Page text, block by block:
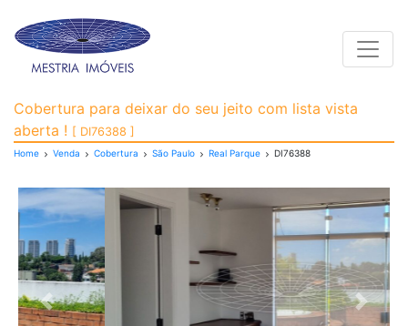
Cobertura para
Cobertura para deixar do seu jeito com lista vista
aberta ! [ DI76388 ]
Home Venda Cobertura São Paulo Real Parque DI76388
Previous Next